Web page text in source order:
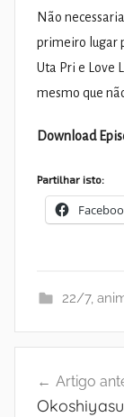
Não
primeiro lugar
Uta Pri e Love
mesmo que
Download
Partilhar isto:
22/7,
Artigo